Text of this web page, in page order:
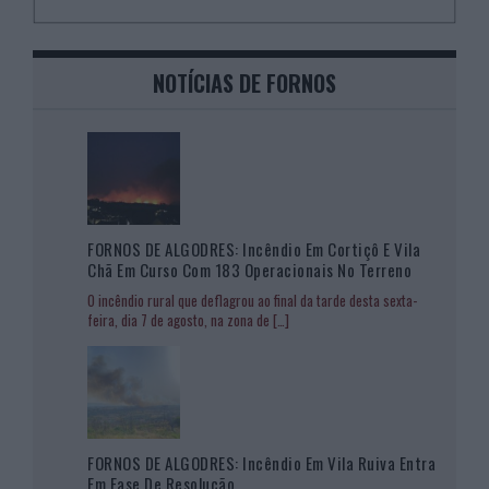
NOTÍCIAS DE FORNOS
FORNOS DE ALGODRES: Incêndio Em Cortiçô E Vila
Chã Em Curso Com 183 Operacionais No Terreno
O incêndio rural que deflagrou ao final da tarde desta sexta-
feira, dia 7 de agosto, na zona de […]
FORNOS DE ALGODRES: Incêndio Em Vila Ruiva Entra
Em Fase De Resolução